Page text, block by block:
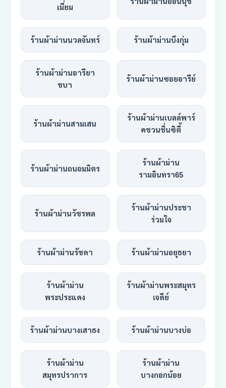
เมี่ยม
ร้านผ้าม่านนวลจันทร์ ร้านผ้าม่านบึงกุ่ม
ร้านผ้าม่านอารียา
ชบา
ร้านผ้าม่านซอยอารีย์
ร้านผ้าม่านสามเสน
ร้านผ้าม่านเบลล์พาร์
คชวนชื่นซิตี้
ร้านผ้าม่านถนอมมิตร
ร้านผ้าม่าน
รามอินทรา65
ร้านผ้าม่านวัชรพล
ร้านผ้าม่านประชา
ร่วมใจ
ร้านผ้าม่านรัชดา ร้านผ้าม่านอยุธยา
ร้านผ้าม่าน
พระประแดง
ร้านผ้าม่านพระสมุทร
เจดีย์
ร้านผ้าม่านบางเสาธง ร้านผ้าม่านบางบ่อ
ร้านผ้าม่าน
สมุทรปราการ
ร้านผ้าม่าน
บางกอกน้อย